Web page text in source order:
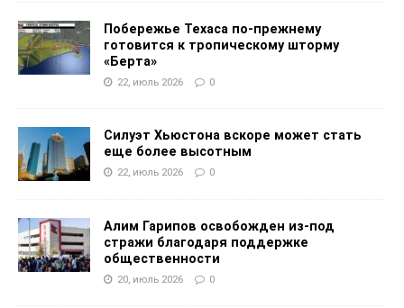
Побережье Техаса по-прежнему
готовится к тропическому шторму
«Берта»
22, июль 2026 0
Силуэт Хьюстона вскоре может стать
еще более высотным
22, июль 2026 0
Алим Гарипов освобожден из-под
стражи благодаря поддержке
общественности
20, июль 2026 0